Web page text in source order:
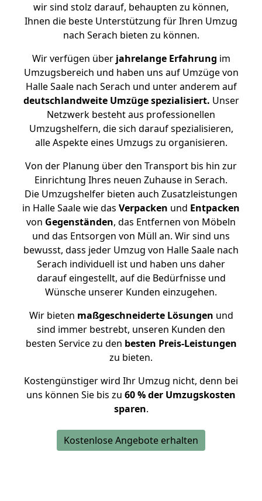
wir sind stolz darauf, behaupten zu können,
Ihnen die beste Unterstützung für Ihren Umzug
nach Serach bieten zu können.
Wir verfügen überjahrelange Erfahrung im
Umzugsbereich und haben uns auf Umzüge von
Halle Saale nach Serach und unter anderem auf
deutschlandweite Umzüge spezialisiert. Unser
Netzwerk besteht aus professionellen
Umzugshelfern, die sich darauf spezialisieren,
alle Aspekte eines Umzugs zu organisieren.
Von der Planung über den Transport bis hin zur
Einrichtung Ihres neuen Zuhause in Serach.
Die Umzugshelfer bieten auch Zusatzleistungen
in Halle Saale wie das Verpacken und Entpacken
von Gegenständen, das Entfernen von Möbeln
und das Entsorgen von Müll an. Wir sind uns
bewusst, dass jeder Umzug von Halle Saale nach
Serach individuell ist und haben uns daher
darauf eingestellt, auf die Bedürfnisse und
Wünsche unserer Kunden einzugehen.
Wir bieten maßgeschneiderte Lösungen und
sind immer bestrebt, unseren Kunden den
besten Service zu den besten Preis-Leistungen
zu bieten.
Kostengünstiger wird Ihr Umzug nicht, denn bei
uns können Sie bis zu 60 % der Umzugskosten
sparen.
Kostenlose Angebote erhalten